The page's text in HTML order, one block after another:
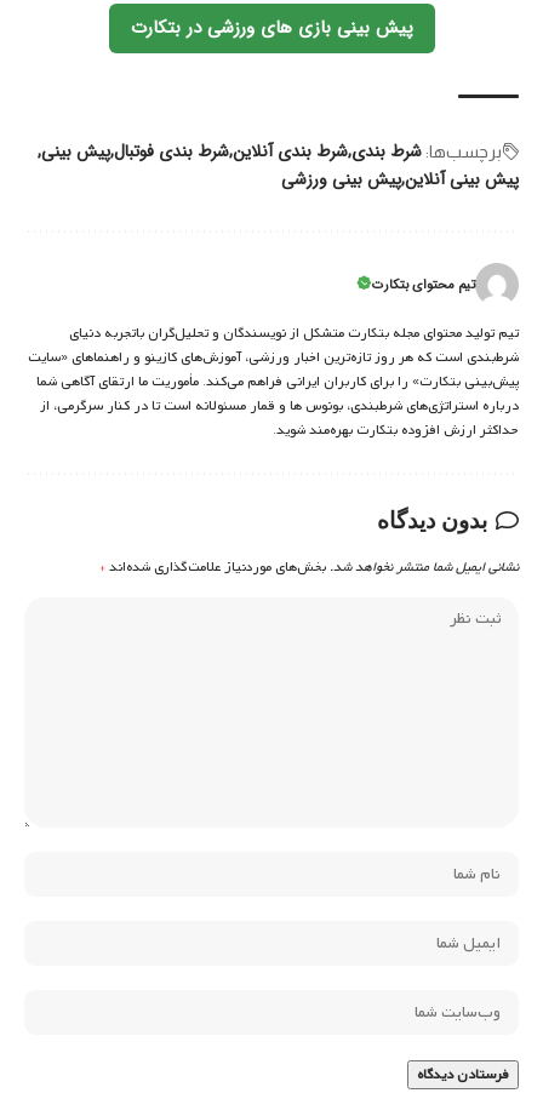
پیش بینی بازی های ورزشی در بتکارت
برچسب‌‌ها: شرط بندیشرط بندی آنلاینشرط بندی فوتبالپیش بینی
پیش بینی آنلاینپیش بینی ورزشی
تیم محتوای بتکارت
تیم تولید محتوای مجله بتکارت متشکل از نویسندگان و تحلیل‌گران باتجربه دنیای
شرط‌بندی است که هر روز تازه‌ترین اخبار ورزشی، آموزش‌های کازینو و راهنماهای «سایت
پیش‌بینی بتکارت» را برای کاربران ایرانی فراهم می‌کند. مأموریت ما ارتقای آگاهی شما
درباره استراتژی‌های شرطبندی، بونوس ها و قمار مسئولانه است تا در کنار سرگرمی، از
حداکثر ارزش افزوده بتکارت بهره‌مند شوید.
بدون دیدگاه
نشانی ایمیل شما منتشر نخواهد شد. بخش‌های موردنیاز علامت‌گذاری شده‌اند*